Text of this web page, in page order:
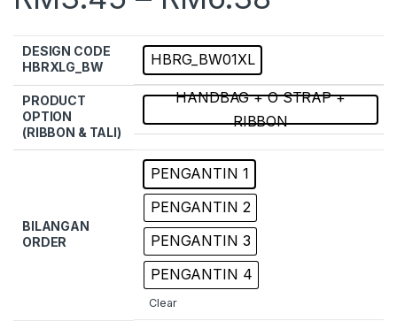
DESIGN CODE
HBRXLG_BW
HBRG_BW01XL
PRODUCT
OPTION
(RIBBON & TALI)
HANDBAG + O STRAP +
RIBBON
BILANGAN
ORDER
PENGANTIN 1
PENGANTIN 2
PENGANTIN 3
PENGANTIN 4
Clear